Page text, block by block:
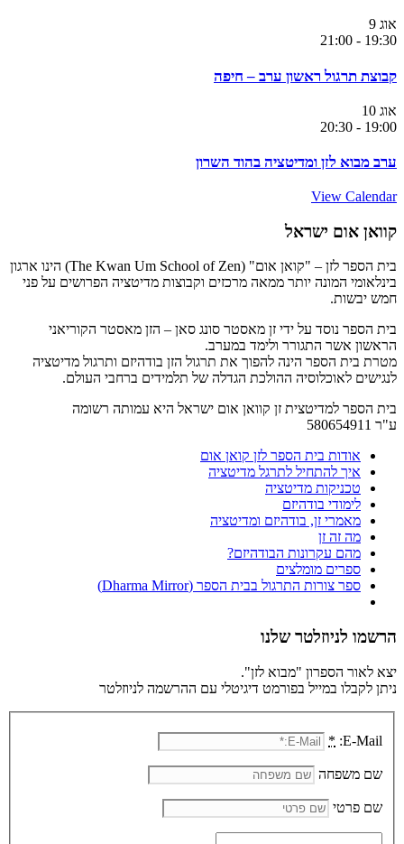
אוג 9
19:30
-
21:00
קבוצת תרגול ראשון ערב – חיפה
אוג 10
19:00
-
20:30
ערב מבוא לזן ומדיטציה בהוד השרון
View Calendar
קוואן אום ישראל
בית הספר לזן – "קואן אום" (The Kwan Um School of Zen) הינו ארגון
בינלאומי המונה יותר ממאה מרכזים וקבוצות מדיטציה הפרושים על פני
חמש יבשות.
בית הספר נוסד על ידי זן מאסטר סונג סאן – הזן מאסטר הקוריאני
הראשון אשר התגורר ולימד במערב.
מטרת בית הספר הינה להפוך את תרגול הזן בודהיזם ותרגול מדיטציה
לנגישים לאוכלוסיה ההולכת הגדלה של תלמידים ברחבי העולם.
בית הספר למדיטצית זן קוואן אום ישראל היא עמותה רשומה
ע"ר 580654911
אודות בית הספר לזן קואן אום
איך להתחיל לתרגל מדיטציה
טכניקות מדיטציה
לימודי בודהיזם
מאמרי זן, בודהיזם ומדיטציה
מה זה זן
מהם עקרונות הבודהיזם?
ספרים מומלצים
ספר צורות התרגול בבית הספר (Dharma Mirror)
הרשמו לניוזלטר שלנו
יצא לאור הספרון "מבוא לזן".
ניתן לקבלו במייל בפורמט דיגיטלי עם ההרשמה לניוזלטר
E-Mail:
*
שם משפחה
שם פרטי